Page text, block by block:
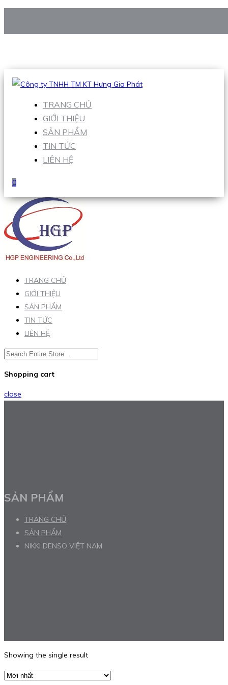
Hotline:0938 906 663
TRANG CHỦ
GIỚI THIỆU
SẢN PHẨM
TIN TỨC
LIÊN HỆ
0
TRANG CHỦ
GIỚI THIỆU
SẢN PHẨM
TIN TỨC
LIÊN HỆ
Shopping cart
close
SẢN PHẨM
TRANG CHỦ
SẢN PHẨM
NIKKI DENSO VIỆT NAM
Showing the single result